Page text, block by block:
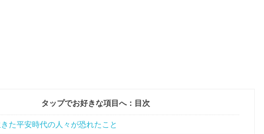
タップでお好きな項目へ：目次
た平安時代の人々が恐れたこと